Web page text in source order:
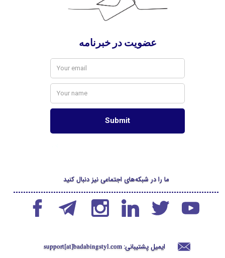
ایمیل پشتیبانی: support[at]badabingstyl.com
ما را در شبکه‌های اجتماعی نیز دنبال کنید